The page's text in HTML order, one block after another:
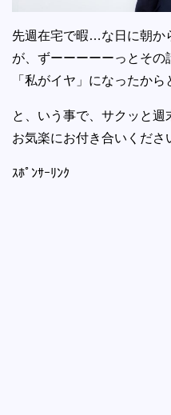
先週在宅で暇…な日に朝か
が、ずーーーーーっとそ
「私がイヤ」になったから
と、いう事で、サクッと週
お気楽にお付き合いくださ
ｽﾎﾟﾝｻｰﾘﾝｸ